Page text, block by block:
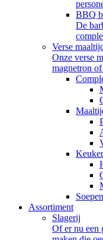
BBQ
De
Verse
Onze verse
magnetron
Soepen
Assortiment
Slagerij
Of er nu een